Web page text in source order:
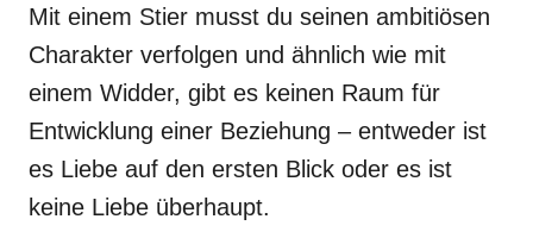
Mit einem Stier musst du seinen ambitiösen
Charakter verfolgen und ähnlich wie mit
einem Widder, gibt es keinen Raum für
Entwicklung einer Beziehung – entweder ist
es Liebe auf den ersten Blick oder es ist
keine Liebe überhaupt.